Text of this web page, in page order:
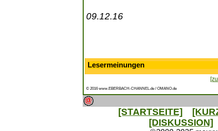
09.12.16
Lesermeinungen
© 2016 www.EBERBACH-CHANNEL.de / OMANO.de
[STARTSEITE]
[DISKUSSION]